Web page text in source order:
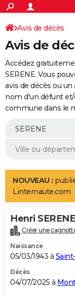
ACTUALITÉS
Politique
Société
Faits Divers
Education
Monde
Villes
+
SPORT
Coupe du monde
Football
Tennis
Cyclisme
Rugby
Forum
Programme TV
TNT
Streaming
Cinéma
Sorties cinéma
Musique
+
FINANCE
Retraite
Epargne
Immobilier
Risques naturels par
Banque
Assurance
AUTO
Essais
Réserver un essai
Citadines
Berlines
SUV
Forum auto
+
Mobiles
Meilleur smartphone
Internet
Ordinateurs
Jeux vidéo
Guide high-tech
Aménagement intérieur
LIFESTYLE
Art de vivre
Bien-être
Loisirs
Mode
Modes de vie
Alimentation
Guide de la santé
Maladies
Médicaments
Sommeil
VOYAGE
Destinations
City break
Voyage nature
Voyage de noces
Forum
Climat
+PHOTO
GUIDES D'ACHAT
BONS PLANS
Avis de décès
Avis de
Accédez
SERENE. Vous
avis de décès ou
nom d'un défunt
commune dans le
NOUVEAU :
Linternaute.com
Henri SERENE
Créer une
Naissance
05/03/1943 à
Décès
04/07/2025 à